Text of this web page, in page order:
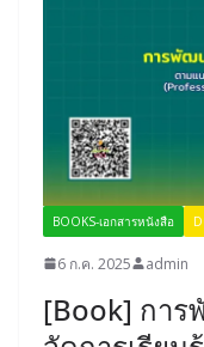
BOOKS-เอกสารหนังสือ
6 ก.ค. 2025 admin
[Book] กา